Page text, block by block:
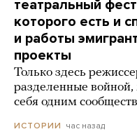
театральный
которого есть и
и работы
проекты
Только здесь
разделенные войной,
себя одним
ИСТОРИИ час назад